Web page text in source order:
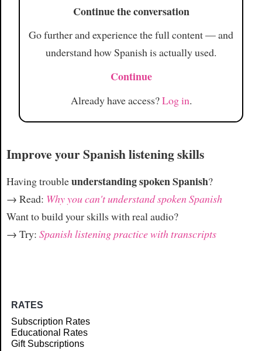
Continue the conversation
Go further and experience the full content — and
understand how Spanish is actually used.
Continue
Already have access?Log in.
Improve your Spanish listening skills
Having troubleunderstanding spoken Spanish?
→ Read: Why you can't understand spoken Spanish
Want to build your skills with real audio?
→ Try: Spanish listening practice with transcripts
RATES
Subscription Rates
Educational Rates
Gift Subscriptions